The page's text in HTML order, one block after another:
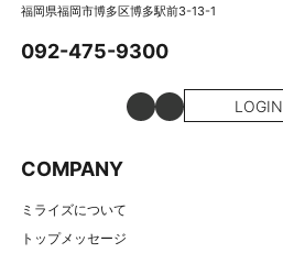
福岡県福岡市博多区博多駅前3-13-1
092-475-9300
LOGIN
COMPANY
ミライズについて
トップメッセージ